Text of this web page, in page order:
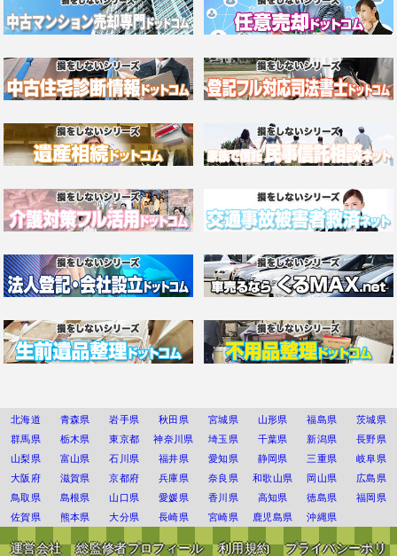
北海道 青森県 岩手県 秋田県 宮城県 山形県 福島県
茨城県
群馬県
栃木県 東京都 神奈川県 埼玉県 千葉県 新潟県
長野県
山梨県
富山県 石川県 福井県 愛知県 静岡県 三重県
岐阜県
大阪府
滋賀県 京都府 兵庫県 奈良県 和歌山県 岡山県
広島県
鳥取県
島根県 山口県 愛媛県 香川県 高知県 徳島県
福岡県
佐賀県
熊本県 大分県 長崎県 宮崎県 鹿児島県 沖縄県
運営会社 総監修者プロフィール 利用規約 プライバシーポリ